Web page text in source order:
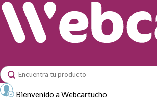
Bienvenido a Webcartucho